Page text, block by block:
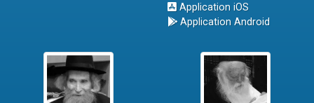
Application iOS
Application Android